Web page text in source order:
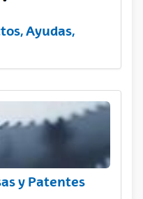
Ayudas,
y Patentes